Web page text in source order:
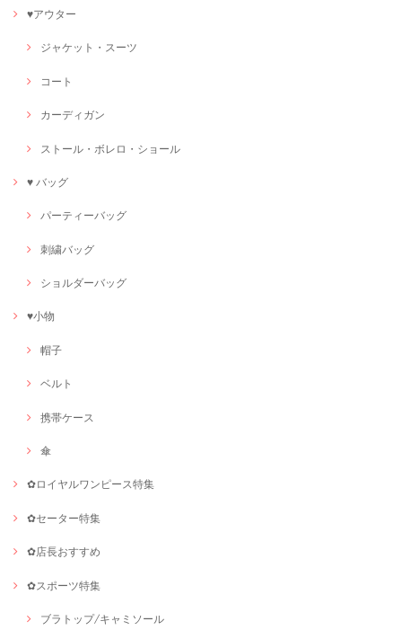
♥アウター
ジャケット・スーツ
コート
カーディガン
ストール・ボレロ・ショール
♥ バッグ
パーティーバッグ
刺繍バッグ
ショルダーバッグ
♥小物
帽子
ベルト
携帯ケース
傘
✿ロイヤルワンピース特集
✿セーター特集
✿店長おすすめ
✿スポーツ特集
ブラトップ/キャミソール